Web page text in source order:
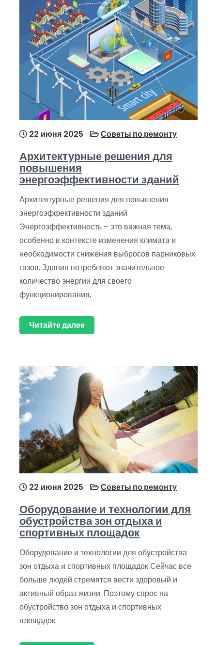
22 июня 2025 Советы по ремонту
Архитектурные решения для
повышения
энергоэффективности зданий
Архитектурные решения для повышения
энергоэффективности зданий
Энергоэффективность – это важная тема,
особенно в контексте изменения климата и
необходимости снижения выбросов парниковых
газов. Здания потребляют значительное
количество энергии для своего
функционирования,
Читайте далее
22 июня 2025 Советы по ремонту
Оборудование и технологии для
обустройства зон отдыха и
спортивных площадок
Оборудование и технологии для обустройства
зон отдыха и спортивных площадок Сейчас все
больше людей стремятся вести здоровый и
активный образ жизни. Поэтому спрос на
обустройство зон отдыха и спортивных
площадок